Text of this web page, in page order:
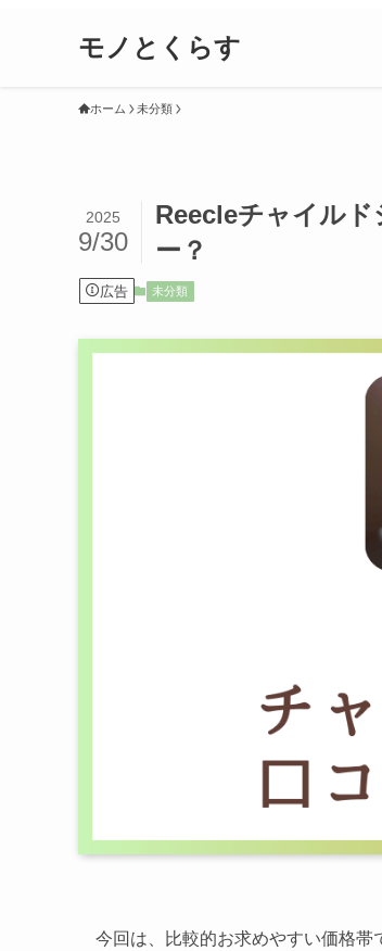
モノとくらす
ホーム 未分類
Reecleチャイル
ー？
2025
9/30
広告 未分類
今回は、比較的お求めやすい価格